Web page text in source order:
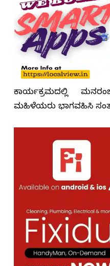
ಕಾರ್ಯಕ್ರಮದಲ್ಲಿ
ಮಹಿಳೆಯರು ಭಾಗವಹಿಸಿ